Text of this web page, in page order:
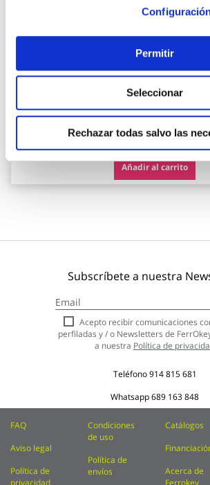
Permitir
Seleccionar
Rechazar todas salvo las
TOP VENTAS
Cocina camping gas con tapa 2
Ambit
26,95 €
Añadir al carrito
Subscríbete a nuestra
a
nuestro
boletín
de
Acepto recibir comunicaciones
perfiladas y / o Newsletters de
a nuestra Política de
Teléfono914 815 681
Whatsapp689 163 848
FAQ
Aviso legal
Política de
privacidad
Condiciones
de uso
Política de
envíos
Catálogos
Acerca de
Ferrokey